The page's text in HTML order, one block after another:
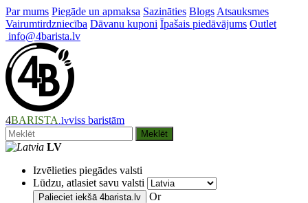
Par mums Piegāde un apmaksa Sazināties Blogs Atsauksmes
Vairumtirdzniecība Dāvanu kuponi Īpašais piedāvājums Outlet
info@4barista.lv
4BARISTA .lvviss baristām
Meklēt
LV
Izvēlieties piegādes valsti
Lūdzu, atlasiet savu valsti
Palieciet iekšā 4barista.lv Or